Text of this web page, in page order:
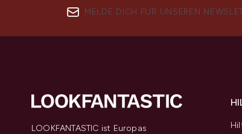
MELDE DICH FÜR UNSEREN
LOOKFANTASTIC ist Europas